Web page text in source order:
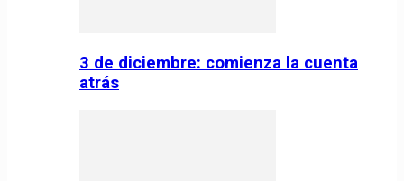
3 de diciembre: comienza la cuenta
atrás